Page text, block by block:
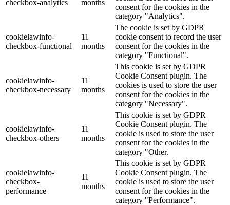
checkbox-analytics
months
consent for the cookies in the
category "Analytics".
cookielawinfo-
checkbox-functional
11
months
The cookie is set by GDPR
cookie consent to record the user
consent for the cookies in the
category "Functional".
cookielawinfo-
checkbox-necessary
11
months
This cookie is set by GDPR
Cookie Consent plugin. The
cookies is used to store the user
consent for the cookies in the
category "Necessary".
cookielawinfo-
checkbox-others
11
months
This cookie is set by GDPR
Cookie Consent plugin. The
cookie is used to store the user
consent for the cookies in the
category "Other.
cookielawinfo-
checkbox-
performance
11
months
This cookie is set by GDPR
Cookie Consent plugin. The
cookie is used to store the user
consent for the cookies in the
category "Performance".